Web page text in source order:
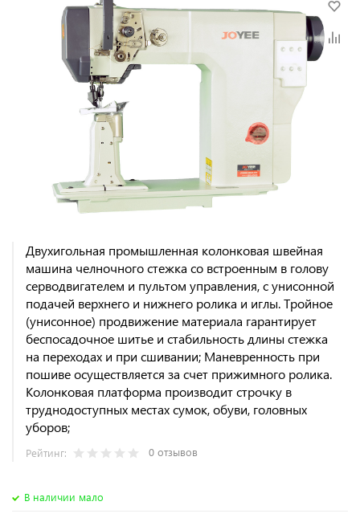
Двухигольная промышленная колонковая швейная
машина челночного стежка со встроенным в голову
серводвигателем и пультом управления, с унисонной
подачей верхнего и нижнего ролика и иглы. Тройное
(унисонное) продвижение материала гарантирует
беспосадочное шитье и стабильность длины стежка
на переходах и при сшивании; Маневренность при
пошиве осуществляется за счет прижимного ролика.
Колонковая платформа производит строчку в
труднодоступных местах сумок, обуви, головных
уборов;
Рейтинг: 0 отзывов
В наличии мало